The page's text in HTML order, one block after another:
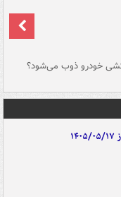
خودرو ذوب می‌شود؟